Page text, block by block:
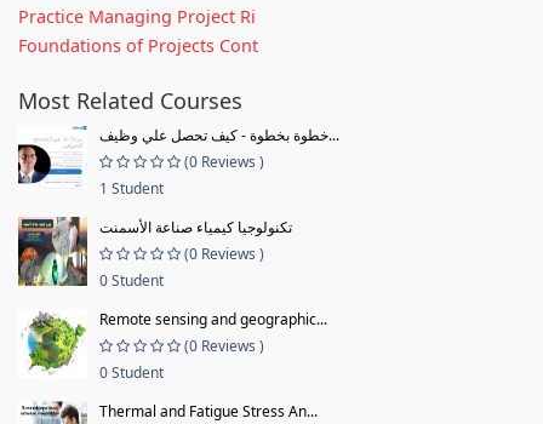
Practice Managing Project Ri
Foundations of Projects Cont
Most Related Courses
خطوة بخطوة - كيف تحصل علي وظيف...
(0 Reviews )
1 Student
تكنولوجيا كيمياء صناعة الأسمنت
(0 Reviews )
0 Student
Remote sensing and geographic...
(0 Reviews )
0 Student
Thermal and Fatigue Stress An...